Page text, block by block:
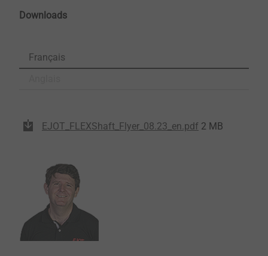
Downloads
Français
EJOT_FLEXShaft_Flyer_08.23_en.pdf 2 MB